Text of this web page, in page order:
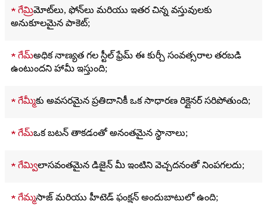
★ గేమ్రిమోట్‌లు, ఫోన్‌లు మరియు ఇతర చిన్న వస్తువులకు
అనుకూలమైన పాకెట్;
★ గేమ్అధిక నాణ్యత గల స్టీల్ ఫ్రేమ్ ఈ కుర్చీ సంవత్సరాల తరబడి
ఉంటుందని హామీ ఇస్తుంది;
★ గేమ్మీకు అవసరమైన ప్రతిదానికీ ఒక సాధారణ రిక్లైనర్ సరిపోతుంది;
★ గేమ్ఒక బటన్ తాకడంతో అనంతమైన స్థానాలు;
★ గేమ్విలాసవంతమైన డిజైన్ మీ ఇంటిని వెచ్చదనంతో నింపగలదు;
★ గేమ్మసాజ్ మరియు హీటెడ్ ఫంక్షన్ అందుబాటులో ఉంది;